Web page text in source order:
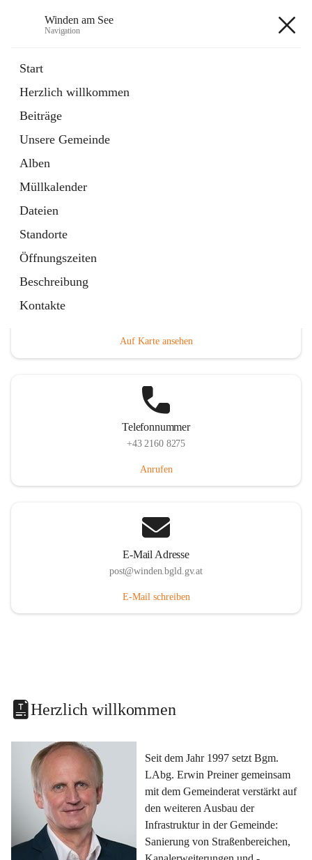
Winden am See
Navigation
Start
Herzlich willkommen
Beiträge
Unsere Gemeinde
Alben
Müllkalender
Dateien
Standorte
Öffnungszeiten
Beschreibung
Kontakte
Externe Webseite
in
Tab
Bebauungsplan
öffnet
in
neuem
Tab
Auf Karte ansehen
Telefonnummer
+43 2160 8275
Anrufen
E-Mail Adresse
post@winden.bgld.gv.at
E-Mail schreiben
Herzlich willkommen
Seit dem Jahr 1997 setzt Bgm.
LAbg. Erwin Preiner gemeinsam
mit dem Gemeinderat verstärkt auf
den weiteren Ausbau der
Infrastruktur in der Gemeinde:
Sanierung von Straßenbereichen,